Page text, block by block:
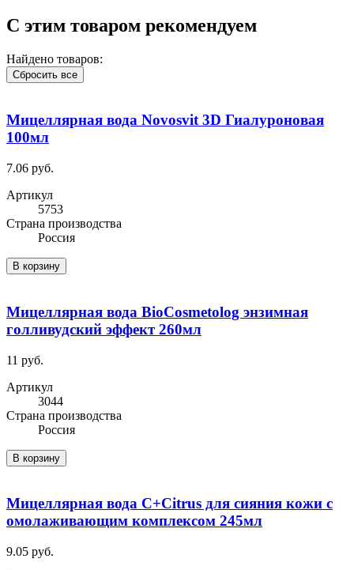
С этим товаром рекомендуем
Найдено товаров:
Сбросить все
Мицеллярная вода Novosvit 3D Гиалуроновая
100мл
7.06 руб.
Артикул
5753
Cтрана производства
Россия
В корзину
Мицеллярная вода BioCosmetolog энзимная
голливудский эффект 260мл
11 руб.
Артикул
3044
Cтрана производства
Россия
В корзину
Мицеллярная вода C+Citrus для сияния кожи с
омолаживающим комплексом 245мл
9.05 руб.